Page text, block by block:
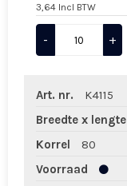
3,64 Incl BTW
- +
Art. nr.
K4115
Breedte x lengte
Korrel
80
Voorraad